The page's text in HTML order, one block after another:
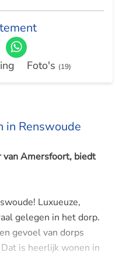
Foto's (19)
in Renswoude
van Amersfoort, biedt
Luxueuze,
gelegen in het dorp.
gevoel van dorps
is heerlijk wonen in